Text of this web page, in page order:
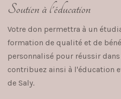
Soutien à l'éducation
Votre don permettra à un
formation de qualité et de
personnalisé pour réussir dans
contribuez ainsi à l'éducation
de Saly.